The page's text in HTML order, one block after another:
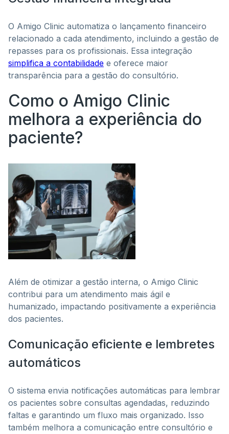
O Amigo Clinic automatiza o lançamento financeiro
relacionado a cada atendimento, incluindo a gestão de
repasses para os profissionais. Essa integração
simplifica a contabilidade e oferece maior
transparência para a gestão do consultório.
Como o Amigo Clinic
melhora a experiência do
paciente?
Além de otimizar a gestão interna, o Amigo Clinic
contribui para um atendimento mais ágil e
humanizado, impactando positivamente a experiência
dos pacientes.
Comunicação eficiente e lembretes
automáticos
O sistema envia notificações automáticas para lembrar
os pacientes sobre consultas agendadas, reduzindo
faltas e garantindo um fluxo mais organizado. Isso
também melhora a comunicação entre consultório e